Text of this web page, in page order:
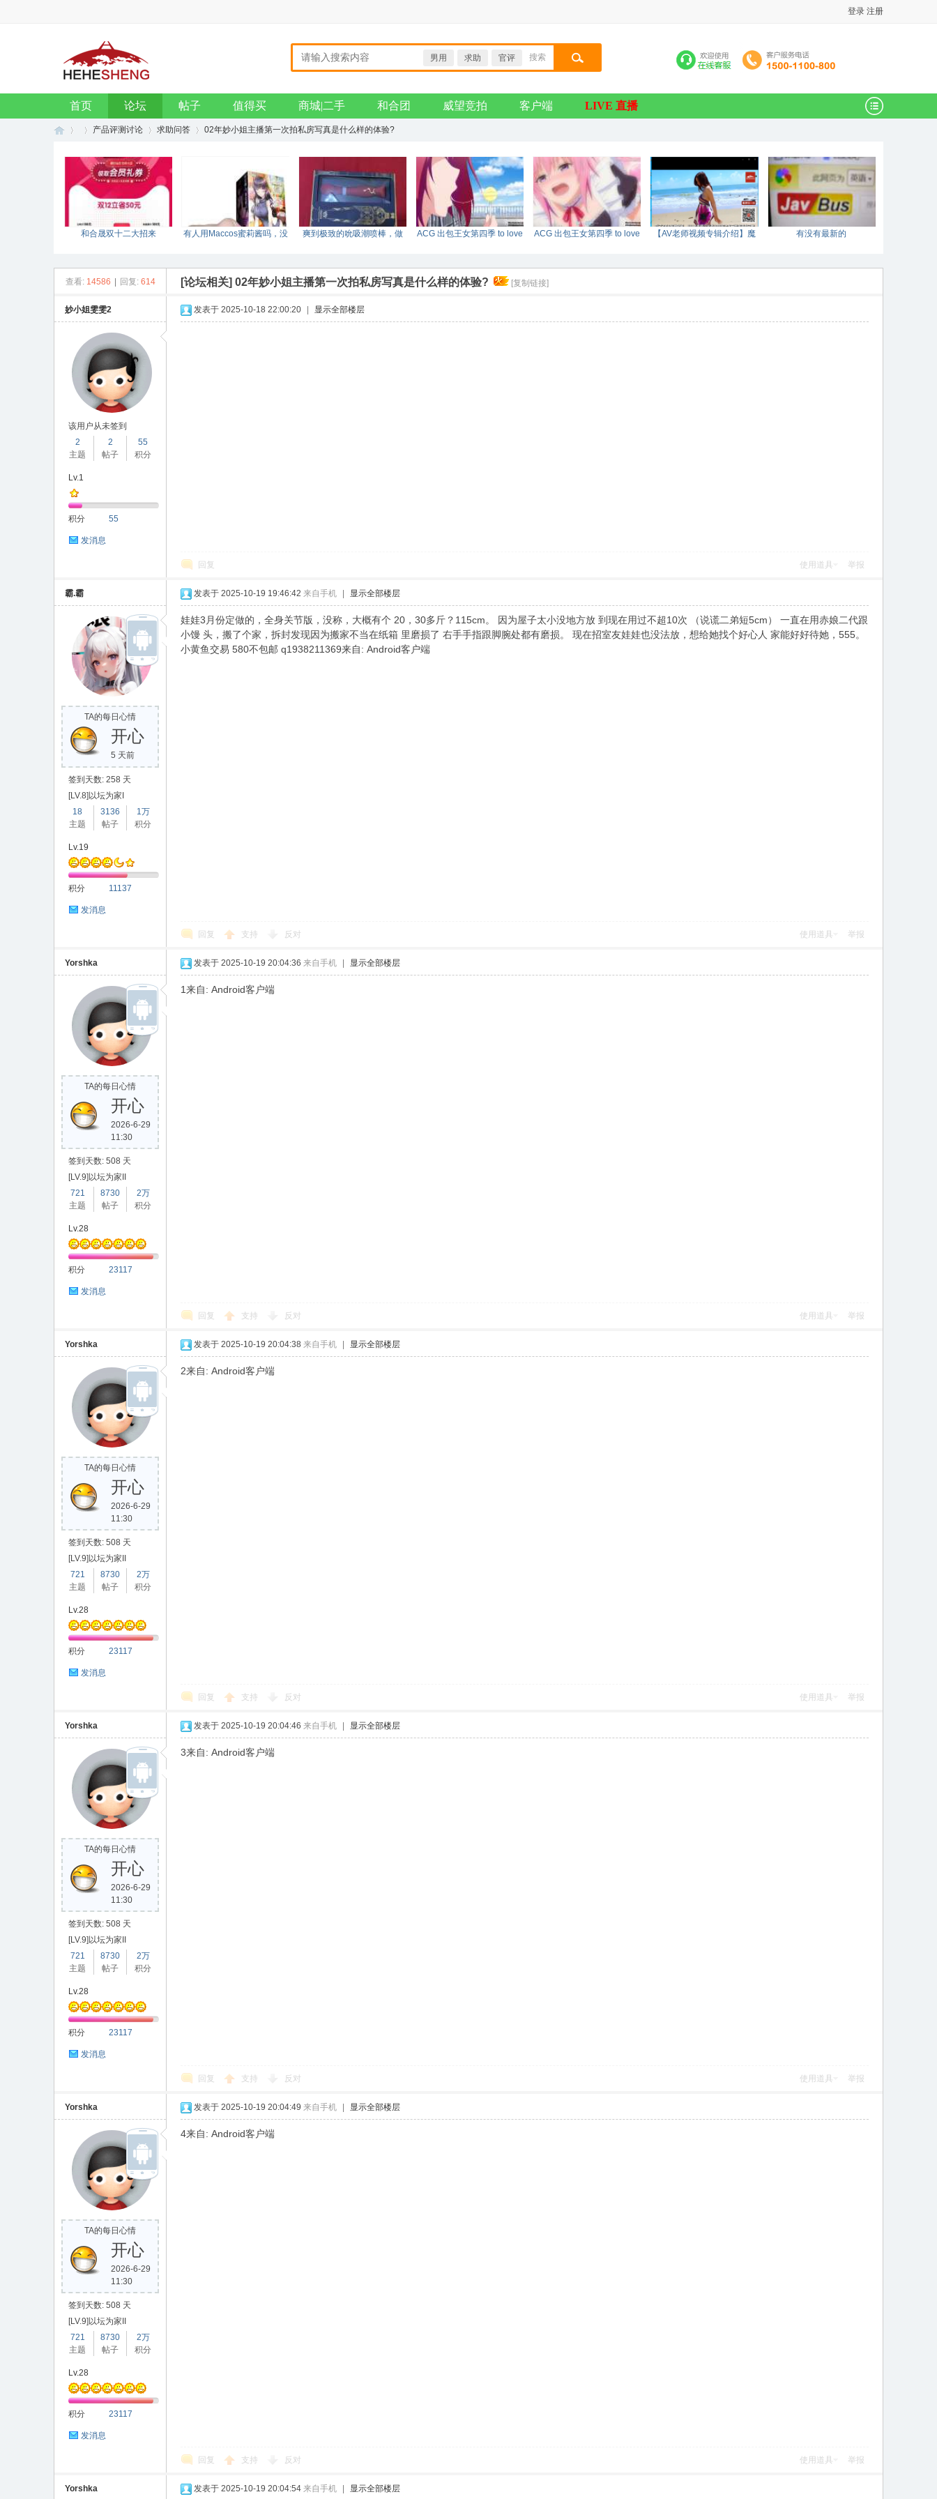
登录 注册
男用 求助 官评
搜索
搜索
首页 论坛 帖子 值得买 商城|二手 和合团 威望竞拍 客户端 LIVE 直播
论
坛
» ›
产品评测讨论 求助问答 02年妙小姐主播第一次拍私房写真是什么样的体验?
和合晟双十二大招来
有人用Maccos蜜莉酱吗，没
爽到极致的吮吸潮喷棒，做
ACG 出包王女第四季 to love
ACG 出包王女第四季 to love
【AV老师视频专辑介绍】魔
有没有最新的
查看: 14586 回复: 614 [论坛相关] 02年妙小姐主播第一次拍私房写真是什么样的体验? [复制链接]
妙小姐雯雯2
该用户从未签到
2
主题
2
帖子
55
积分
Lv.1
积分 55
发消息
发表于 2025-10-18 22:00:20 显示全部楼层
回复 使用道具 举报
霸.霸
TA的每日心情
开心
5 天前
签到天数: 258 天
[LV.8]以坛为家I
18
主题
3136
帖子
1万
积分
Lv.19
积分 11137
发消息
发表于 2025-10-19 19:46:42 来自手机 显示全部楼层
娃娃3月份定做的，全身关节版，没称，大概有个 20，30多斤？115cm。 因为屋子太小没地方放 到现在用过不超10次 （说谎二弟短5cm） 一直在用赤娘二代跟
小馒 头，搬了个家，拆封发现因为搬家不当在纸箱 里磨损了 右手手指跟脚腕处都有磨损。 现在招室友娃娃也没法放，想给她找个好心人 家能好好待她，555。
小黄鱼交易 580不包邮 q1938211369来自: Android客户端
回复 支持 反对 使用道具 举报
Yorshka
TA的每日心情
开心
2026-6-29
11:30
签到天数: 508 天
[LV.9]以坛为家II
721
主题
8730
帖子
2万
积分
Lv.28
积分 23117
发消息
发表于 2025-10-19 20:04:36 来自手机 显示全部楼层
1来自: Android客户端
回复 支持 反对 使用道具 举报
Yorshka
TA的每日心情
开心
2026-6-29
11:30
签到天数: 508 天
[LV.9]以坛为家II
721
主题
8730
帖子
2万
积分
Lv.28
积分 23117
发消息
发表于 2025-10-19 20:04:38 来自手机 显示全部楼层
2来自: Android客户端
回复 支持 反对 使用道具 举报
Yorshka
TA的每日心情
开心
2026-6-29
11:30
签到天数: 508 天
[LV.9]以坛为家II
721
主题
8730
帖子
2万
积分
Lv.28
积分 23117
发消息
发表于 2025-10-19 20:04:46 来自手机 显示全部楼层
3来自: Android客户端
回复 支持 反对 使用道具 举报
Yorshka
TA的每日心情
开心
2026-6-29
11:30
签到天数: 508 天
[LV.9]以坛为家II
721
主题
8730
帖子
2万
积分
Lv.28
积分 23117
发消息
发表于 2025-10-19 20:04:49 来自手机 显示全部楼层
4来自: Android客户端
回复 支持 反对 使用道具 举报
Yorshka 发表于 2025-10-19 20:04:54 来自手机 显示全部楼层